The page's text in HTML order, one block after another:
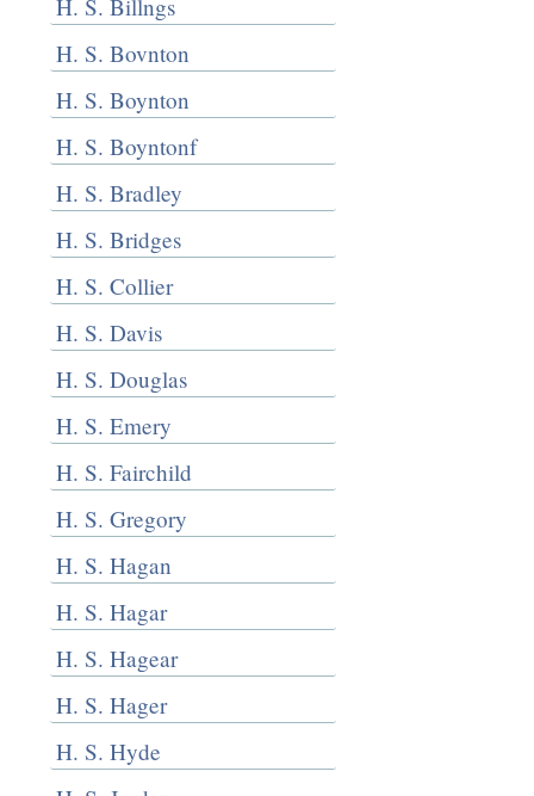
H. S. Billngs
H. S. Bovnton
H. S. Boynton
H. S. Boyntonf
H. S. Bradley
H. S. Bridges
H. S. Collier
H. S. Davis
H. S. Douglas
H. S. Emery
H. S. Fairchild
H. S. Gregory
H. S. Hagan
H. S. Hagar
H. S. Hagear
H. S. Hager
H. S. Hyde